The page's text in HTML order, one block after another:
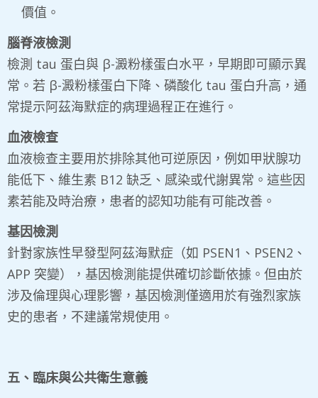
價值。
腦脊液檢測
檢測 tau 蛋白與 β-澱粉樣蛋白水平，早期即可顯示異
常。若 β-澱粉樣蛋白下降、磷酸化 tau 蛋白升高，通
常提示阿茲海默症的病理過程正在進行。
血液檢查
血液檢查主要用於排除其他可逆原因，例如甲狀腺功
能低下、維生素 B12 缺乏、感染或代謝異常。這些因
素若能及時治療，患者的認知功能有可能改善。
基因檢測
針對家族性早發型阿茲海默症（如 PSEN1、PSEN2、
APP 突變），基因檢測能提供確切診斷依據。但由於
涉及倫理與心理影響，基因檢測僅適用於有強烈家族
史的患者，不建議常規使用。
五、臨床與公共衛生意義